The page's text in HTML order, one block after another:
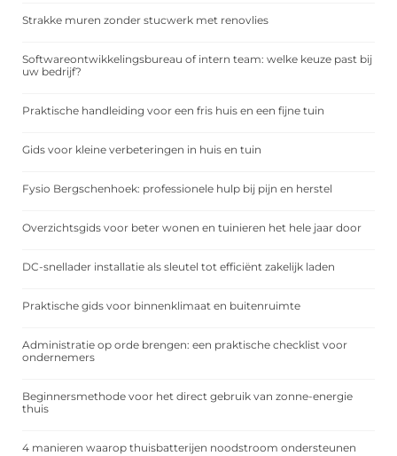
Strakke muren zonder stucwerk met renovlies
Softwareontwikkelingsbureau of intern team: welke keuze past bij
uw bedrijf?
Praktische handleiding voor een fris huis en een fijne tuin
Gids voor kleine verbeteringen in huis en tuin
Fysio Bergschenhoek: professionele hulp bij pijn en herstel
Overzichtsgids voor beter wonen en tuinieren het hele jaar door
DC-snellader installatie als sleutel tot efficiënt zakelijk laden
Praktische gids voor binnenklimaat en buitenruimte
Administratie op orde brengen: een praktische checklist voor
ondernemers
Beginnersmethode voor het direct gebruik van zonne-energie
thuis
4 manieren waarop thuisbatterijen noodstroom ondersteunen